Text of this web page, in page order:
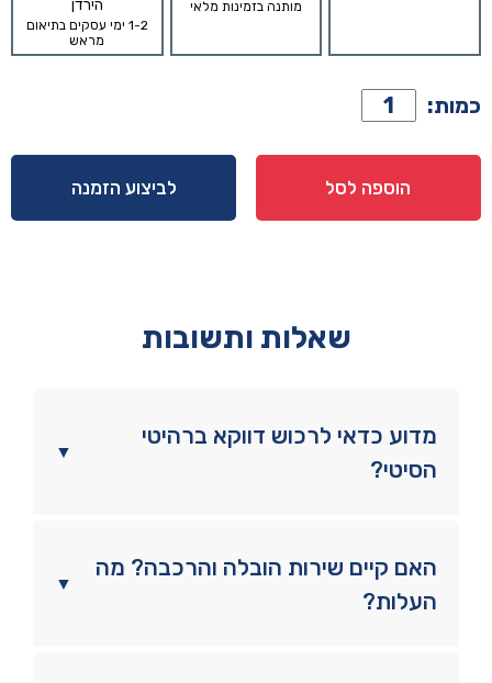
מותנה בזמינות מלאי
הירדן
1-2 ימי עסקים בתיאום
מראש
כמות: כמות
של
יחידת
תליה
הוספה לסל לביצוע הזמנה
שאלות ותשובות
▼
מדוע כדאי לרכוש דווקא ברהיטי
הסיטי?
▼
האם קיים שירות הובלה והרכבה? מה
העלות?